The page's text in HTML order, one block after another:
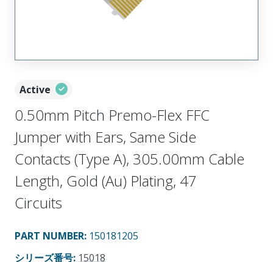
Active
0.50mm Pitch Premo-Flex FFC
Jumper with Ears, Same Side
Contacts (Type A), 305.00mm Cable
Length, Gold (Au) Plating, 47
Circuits
PART NUMBER: 150181205
シリーズ番号: 15018